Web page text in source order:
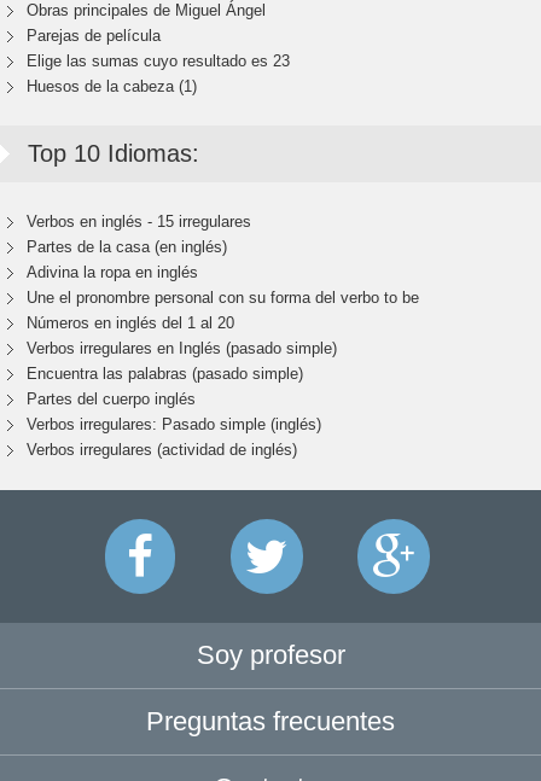
Obras principales de Miguel Ángel
Parejas de película
Elige las sumas cuyo resultado es 23
Huesos de la cabeza (1)
Top 10 Idiomas:
Verbos en inglés - 15 irregulares
Partes de la casa (en inglés)
Adivina la ropa en inglés
Une el pronombre personal con su forma del verbo to be
Números en inglés del 1 al 20
Verbos irregulares en Inglés (pasado simple)
Encuentra las palabras (pasado simple)
Partes del cuerpo inglés
Verbos irregulares: Pasado simple (inglés)
Verbos irregulares (actividad de inglés)
Soy profesor
Preguntas frecuentes